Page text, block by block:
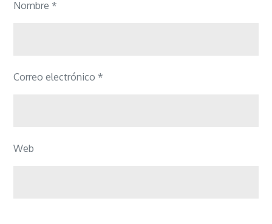
Nombre *
Correo electrónico *
Web